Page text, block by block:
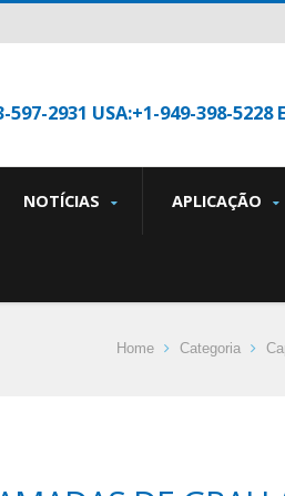
597-2931 USA:+1-949-398-5228
NOTÍCIAS APLICAÇÃO
Home Categoria